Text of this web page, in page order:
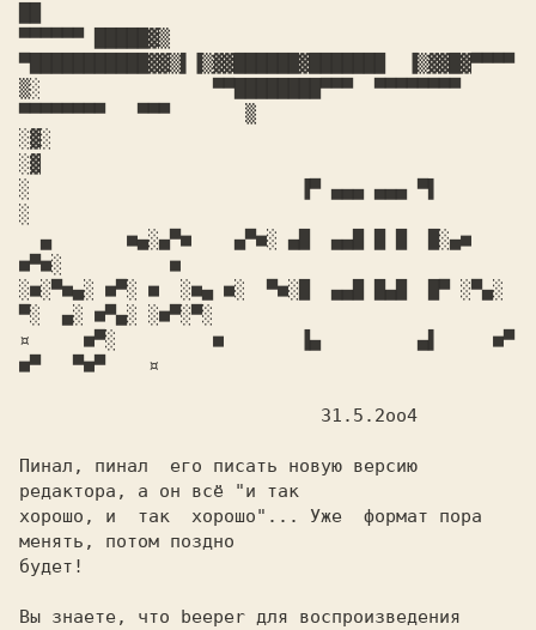
▀▀▀▀▀▀ █████▓▒
▀███████████▓▓▒▌▐▒▓▓██████▓███████  ▐▒▓▓█▓▀▀▀▀
▒░                ▀▀████████▀▀▀  ▀▀▀▀▀▀▀▀
▀▀▀▀▀▀▀▀   ▀▀▀       ▒
░▓░
░▓
░                         ▐▀ ▄▄▄ ▄▄▄ ▀▌
░
  ▄       ■▄░▄▀■    ▄▀■░ ▄█  ▄▄█ █ █  █░▄■
■▀■░          ■
░■░▀■▄░ ■▀░ ■  ░■▄ ■░  ▀■░█  ▄▄█ █▄█  █▀ ░▀▄░
▀░  ▄░ ■▀▄░ ░■▀░▀░
¤     ■▀░         ■       ▐▄         ▄▌     ■▀
■▀   ▀■▀    ¤
Пинал, пинал  его писать новую версию
редактора, а он всё "и так
хорошо, и  так  хорошо"... Уже  формат пора
менять, потом поздно
будет!
Вы знаете, что beeper для воспроизведения